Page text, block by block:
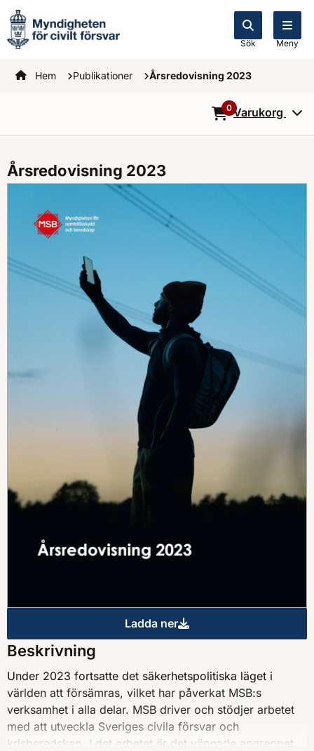
Sök Meny
Startsidan
Hem Publikationer Årsredovisning 2023
0Varukorg
Årsredovisning 2023
Ladda ner
Årsredovisning 2023
Beskrivning
Under 2023 fortsatte det säkerhetspolitiska läget i
världen att försämras, vilket har påverkat MSB:s
verksamhet i alla delar. MSB driver och stödjer arbetet
med att utveckla Sveriges civila försvar och
krisberedskap. I det arbetet är det väpnade angreppet